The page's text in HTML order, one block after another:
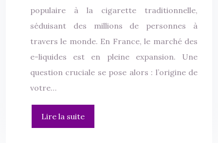
populaire à la cigarette traditionnelle,
séduisant des millions de personnes à
travers le monde. En France, le marché des
e-liquides est en pleine expansion. Une
question cruciale se pose alors : l’origine de
votre…
Lire la suite